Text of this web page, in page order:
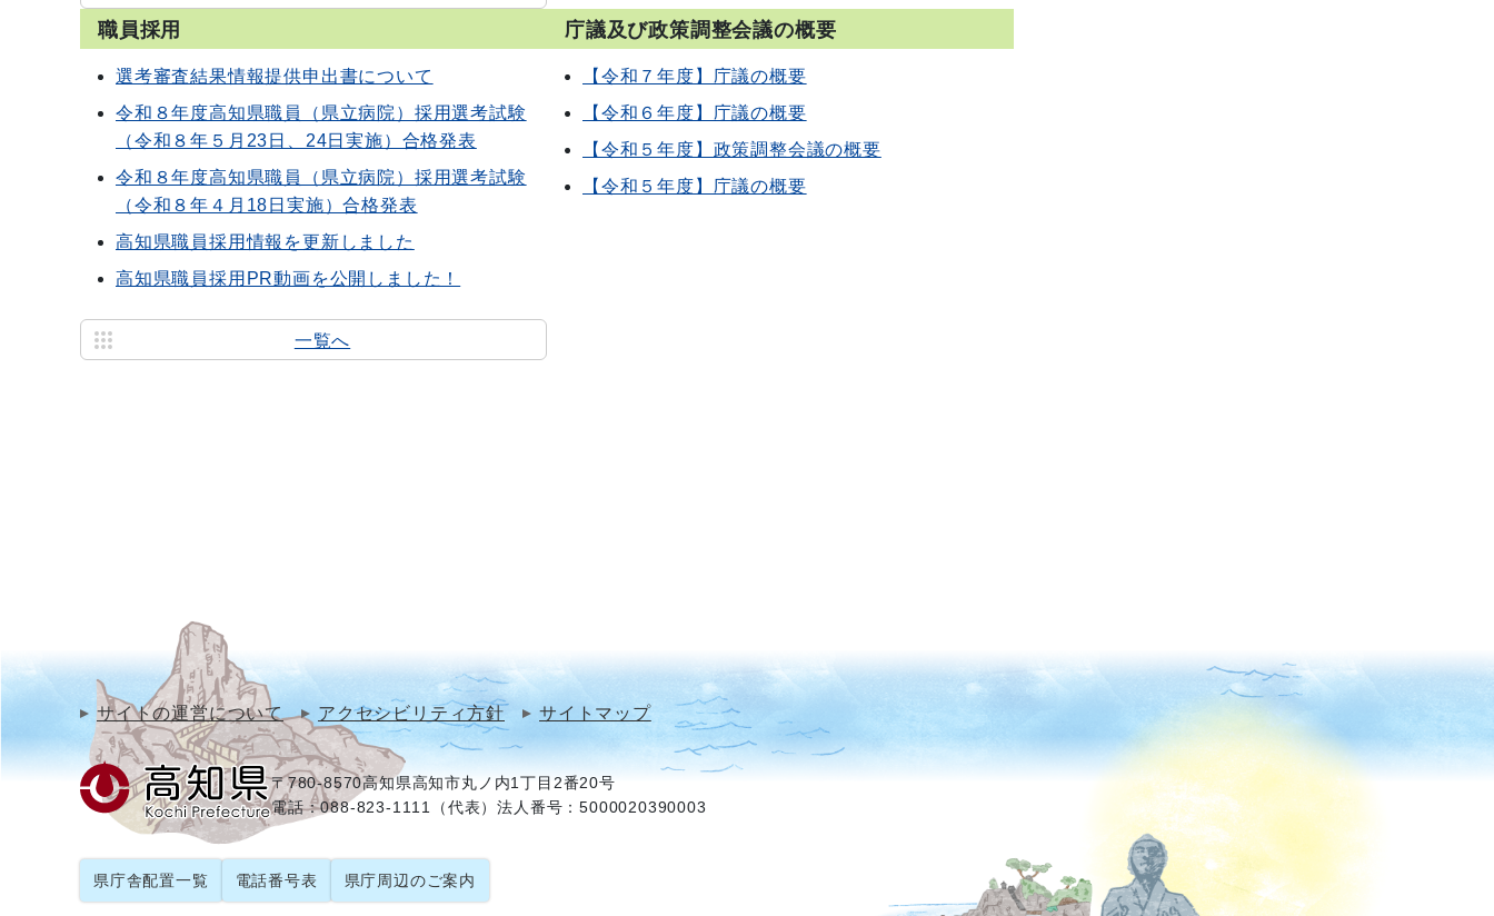
職員採用
選考審査結果情報提供申出書について
令和８年度高知県職員（県立病院）採用選考試験
（令和８年５月23日、24日実施）合格発表
令和８年度高知県職員（県立病院）採用選考試験
（令和８年４月18日実施）合格発表
高知県職員採用情報を更新しました
高知県職員採用PR動画を公開しました！
一覧へ
庁議及び政策調整会議の概要
【令和７年度】庁議の概要
【令和６年度】庁議の概要
【令和５年度】政策調整会議の概要
【令和５年度】庁議の概要
サイトの運営について アクセシビリティ方針 サイトマップ
〒780-8570高知県高知市丸ノ内1丁目2番20号
電話：088-823-1111（代表）法人番号：5000020390003
県庁舎配置一覧 電話番号表 県庁周辺のご案内